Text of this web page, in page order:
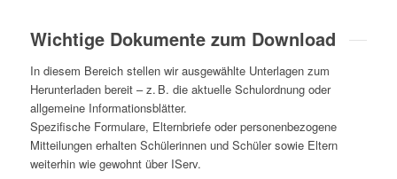
Wichtige Dokumente zum Download
In diesem Bereich stellen wir ausgewählte Unterlagen zum
Herunterladen bereit – z. B. die aktuelle Schulordnung oder
allgemeine Informationsblätter.
Spezifische Formulare, Elternbriefe oder personenbezogene
Mitteilungen erhalten Schülerinnen und Schüler sowie Eltern
weiterhin wie gewohnt über IServ.